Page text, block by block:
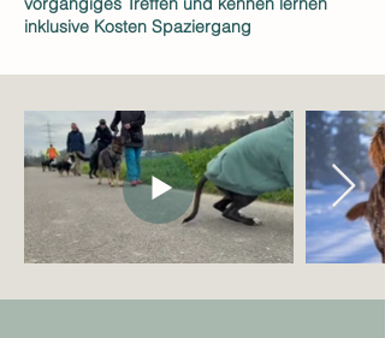
inklusive Kosten Spaziergang